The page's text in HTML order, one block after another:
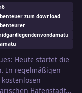
Auslegung der M6-
Übergang nach
Thema und
Wenn sich
zum download
Heute startet die
In regelmäßigen
Hafenstadt